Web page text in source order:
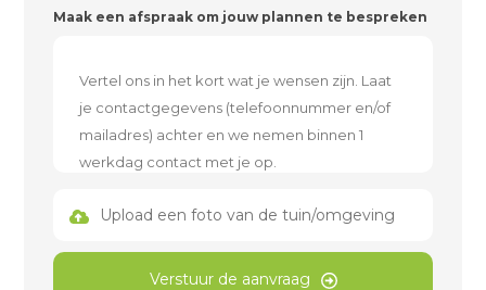
Maak een afspraak om jouw plannen te bespreken
Upload een foto van de tuin/omgeving
Verstuur de aanvraag